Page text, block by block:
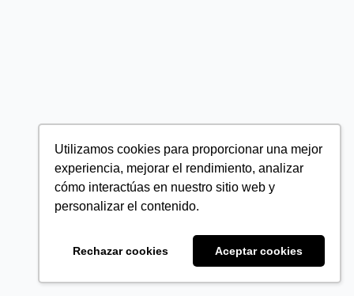
Utilizamos cookies para proporcionar una mejor
experiencia, mejorar el rendimiento, analizar
cómo interactúas en nuestro sitio web y
personalizar el contenido.
Rechazar cookies Aceptar cookies